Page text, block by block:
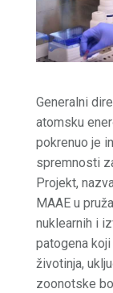
Generalni
atomsku
pokrenuo je
spremnosti
Projekt,
MAAE u
nuklearnih i
patogena
životinja,
zoonotske